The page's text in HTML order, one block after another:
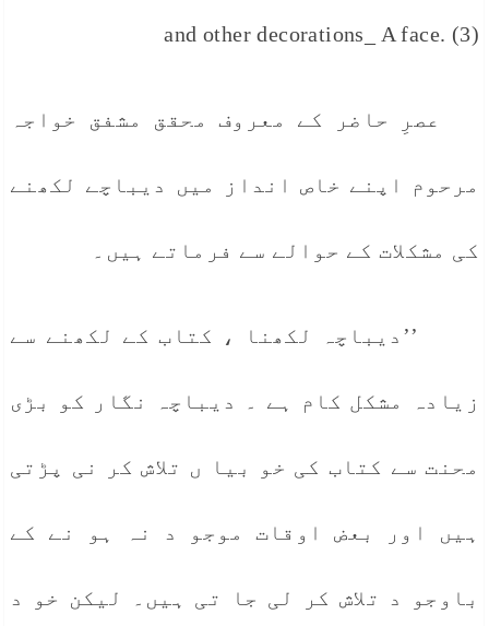
and other decorations_ A face. (3)
عصرِ حاضر کے معروف محقق مشفق خواجہ
مرحوم اپنے خاص انداز میں دیباچے لکھنے
کی مشکلات کے حوالے سے فرماتے ہیں۔
’’دیباچہ لکھنا ، کتاب کے لکھنے سے
زیادہ مشکل کام ہے ۔ دیباچہ نگار کو بڑی
محنت سے کتاب کی خو بیا ں تلاش کر نی پڑتی
ہیں اور بعض اوقات موجو د نہ ہو نے کے
باوجو د تلاش کر لی جا تی ہیں۔ لیکن خو د